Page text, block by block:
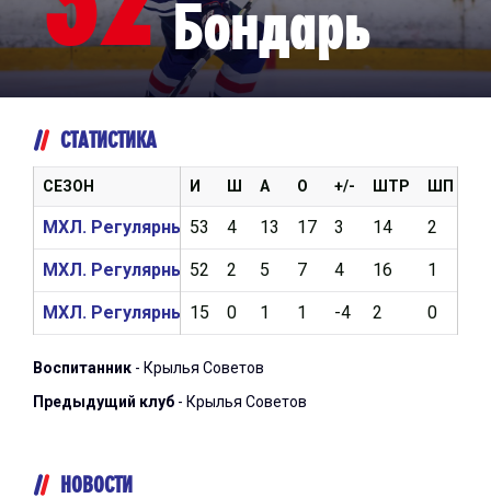
Бондарь
СТАТИСТИКА
И Ш А О +/- ШТР ШП
53 4 13 17 3 14 2
52 2 5 7 4 16 1
15 0 1 1 -4 2 0
СЕЗОН
МХЛ. Регулярный чемпионат 2024/2025
МХЛ. Регулярный чемпионат 2023/2024
МХЛ. Регулярный чемпионат 2022/2023
Воспитанник - Крылья Советов
Предыдущий клуб - Крылья Советов
НОВОСТИ